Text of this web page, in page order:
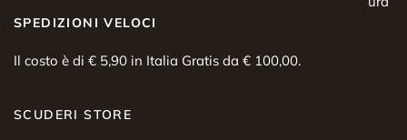
SPEDIZIONI VELOCI
Il costo è di € 5,90 in Italia Gratis da € 100,00.
SCUDERI STORE